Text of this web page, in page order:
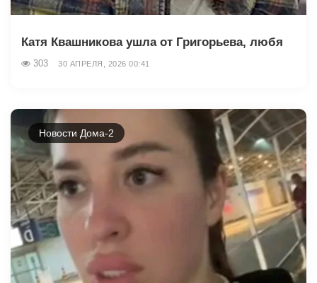
Катя Квашникова ушла от Григорьева, любя
303 30 АПРЕЛЯ, 2026 00:41
Новости Дома-2